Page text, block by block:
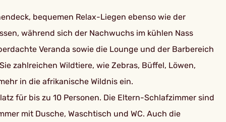
bequemen Relax-Liegen ebenso wie der
während sich der Nachwuchs im kühlen Nass
Veranda sowie die Lounge und der Barbereich
zahlreichen Wildtiere, wie Zebras, Büffel, Löwen,
in die afrikanische Wildnis ein.
für bis zu 10 Personen. Die Eltern-Schlafzimmer sind
mit Dusche, Waschtisch und WC. Auch die